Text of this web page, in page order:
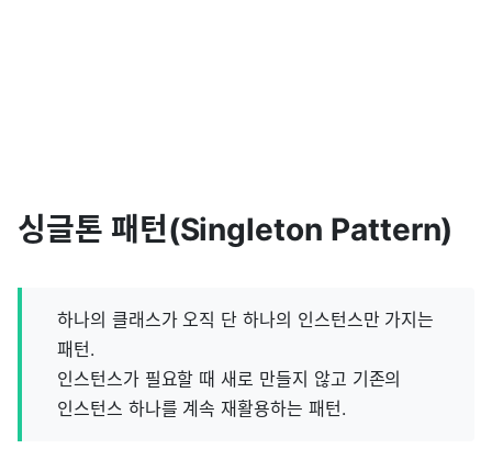
싱글톤 패턴(Singleton Pattern)
하나의 클래스가 오직 단 하나의 인스턴스만 가지는
패턴.
인스턴스가 필요할 때 새로 만들지 않고 기존의
인스턴스 하나를 계속 재활용하는 패턴.